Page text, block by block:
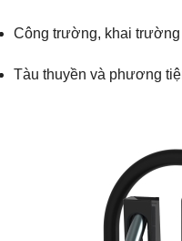
Công trường, khai trường
Tàu thuyền và phương